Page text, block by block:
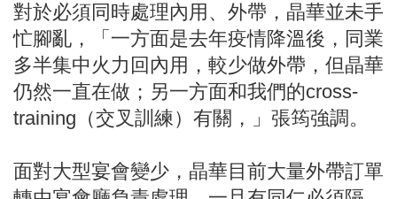
對於必須同時處理內用、外帶，晶華並未手
忙腳亂，「一方面是去年疫情降溫後，同業
多半集中火力回內用，較少做外帶，但晶華
仍然一直在做；另一方面和我們的cross-
training（交叉訓練）有關，」張筠強調。
面對大型宴會變少，晶華目前大量外帶訂單